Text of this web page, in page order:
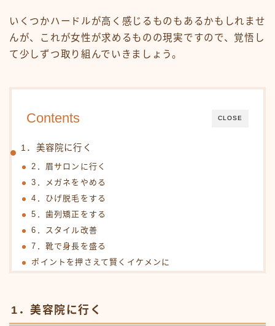
いくつかハードルが高く感じるものもあるかもしれませ
んが、これが女性が求めるものの現実ですので、覚悟し
て少しずつ取り組んでいきましょう。
CLOSE
Contents
1．美容院に行く
2．眉サロンに行く
3．メガネをやめる
4．ひげ脱毛をする
5．歯列矯正をする
6．スタイル改善
7．靴で身長を盛る
ポイントを押さえて賢くイケメンに
1．美容院に行く